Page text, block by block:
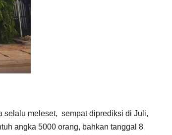
selalu meleset, sempat diprediksi di Juli,
angka 5000 orang, bahkan tanggal 8